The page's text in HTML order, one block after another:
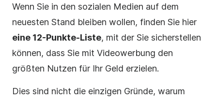
Dies sind nicht die einzigen Gründe, warum
Wenn Sie in den sozialen Medien auf dem
neuesten Stand bleiben wollen, finden Sie hier
eine 12-Punkte-Liste, mit der Sie sicherstellen
können, dass Sie mit Videowerbung den
größten Nutzen für Ihr Geld erzielen.